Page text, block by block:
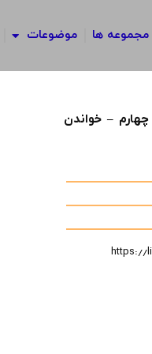
مجموعه ها موضوعات
– خواندن